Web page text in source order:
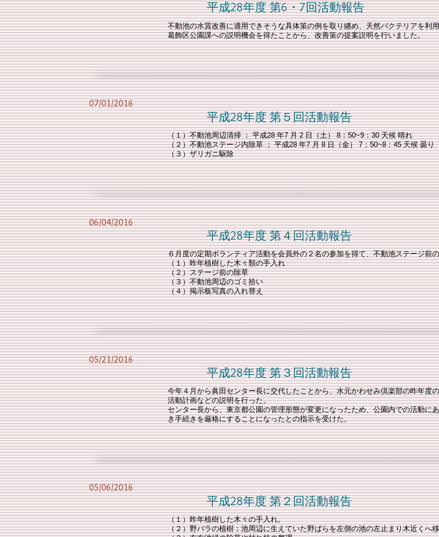
平成28年度 第6・7回活動報告
不動池の水質改善に適用できそうな具体策の例を取り纏め、天然バクテリアを利
葛飾区公園課への説明機会を得たことから、改善策の提案説明を行いました。
07/01/2016
平成28年度 第５回活動報告
（１）不動池周辺清掃 ； 平成28 年7 月 2 日（土） 8：50~9：30 天候 晴れ
（２）不動池ステージ内除草 ； 平成28 年7 月 8 日（金） 7：50~8：45 天候 曇り
（３）ザリガニ駆除
06/04/2016
平成28年度 第４回活動報告
６月度の定期ボランティア活動を会員外の２名の参加を得て、不動池ステージ前
（１）昨年植樹した木々類の手入れ
（２）ステージ前の除草
（３）不動池周辺のゴミ拾い
（４）掲示板写真の入れ替え
05/21/2016
平成28年度 第３回活動報告
今年４月から眞田センター長に交代したことから、水元かわせみ倶楽部の昨年度
活動計画などの説明を行った。
センター長から、東京都公園の管理形態が変更になったため、公園内での活動に
き手続きを厳格にすることになったとの指示を受けた。
05/06/2016
平成28年度 第２回活動報告
（１）昨年植樹した木々の手入れ。
（２）野バラの植樹；池周辺に生えていた野ばらを左側の池の左止まり木近くへ